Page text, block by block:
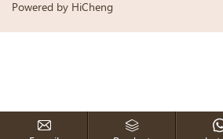
Powered by HiCheng